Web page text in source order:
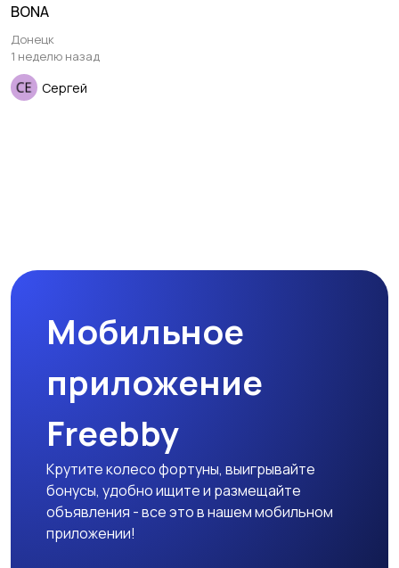
BONA
Донецк
1 неделю назад
Сергей
Мобильное
приложение
Freebby
Крутите колесо фортуны, выигрывайте
бонусы, удобно ищите и размещайте
объявления - все это в нашем мобильном
приложении!